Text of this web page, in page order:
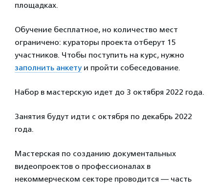
площадках.
Обучение бесплатное, но количество мест
ограничено: кураторы проекта отберут 15
участников. Чтобы поступить на курс, нужно
заполнить анкету и пройти собеседование.
Набор в мастерскую идет до 3 октября 2022 года.
Занятия будут идти с октября по декабрь 2022
года.
Мастерская по созданию документальных
видеопроектов о профессионалах в
некоммерческом секторе проводится — часть